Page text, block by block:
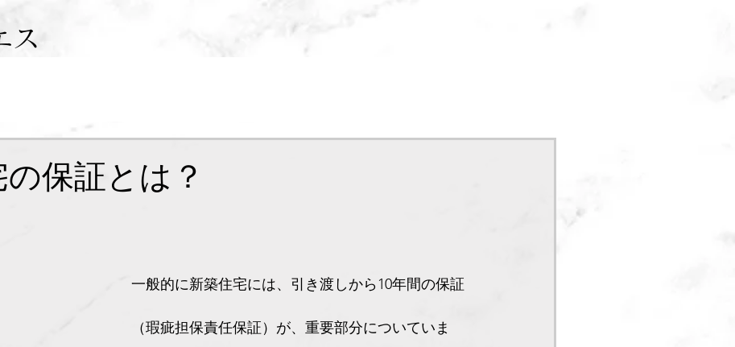
ス
保証とは？
一般的に新築住宅には、引き渡しから10年間の保証
（瑕疵担保責任保証）が、重要部分についていま